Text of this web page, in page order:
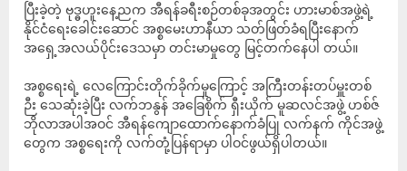
ပြီးခဲ့တဲ့ ဗုဒ္ဓဟူးနေ့ညက အီရန်ခရီးစဉ်တစ်ခုအတွင်း ဟားမာစ်အဖွဲ့ရဲ့
နိုင်ငံရေးခေါင်းဆောင် အစ္စမေးဟာနီယာ သတ်ဖြတ်ခံရပြီးနောက်
အရှေ့အလယ်ပိုင်းဒေသမှာ တင်းမာမှုတွေ မြင့်တက်နေပါ တယ်။
အစ္စရေးရဲ့ လေကြောင်းတိုက်ခိုက်မှုကြောင့် အကြီးတန်းတပ်မှူးတစ်
ဉီး သေဆုံးခဲ့ပြီး လက်ဘနွန် အခြေစိုက် ရှီးယိုက် မူဆလင်အဖွဲ့ ဟစ်ဇ်
ဘိုလာအပါအဝင် အီရန်ကျောထောက်နောက်ခံပြု လက်နက် ကိုင်အဖွဲ့
တွေက အစ္စရေးကို လက်တုံ့ပြန်ရာမှာ ပါဝင်ဖွယ်ရှိပါတယ်။